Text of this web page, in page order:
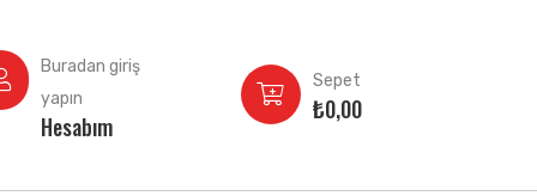
Buradan giriş
yapın
Hesabım
Sepet
₺0,00